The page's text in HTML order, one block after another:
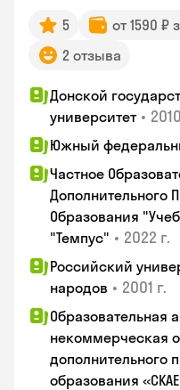
5 от 1590 ₽
2 отзыва
Донской
университет •
Южный
Частное
Дополнительного
Образования
"Темпус" • 2022 г.
Российский
народов • 2001 г.
Образовательная
некоммерческая
дополнительного
образования